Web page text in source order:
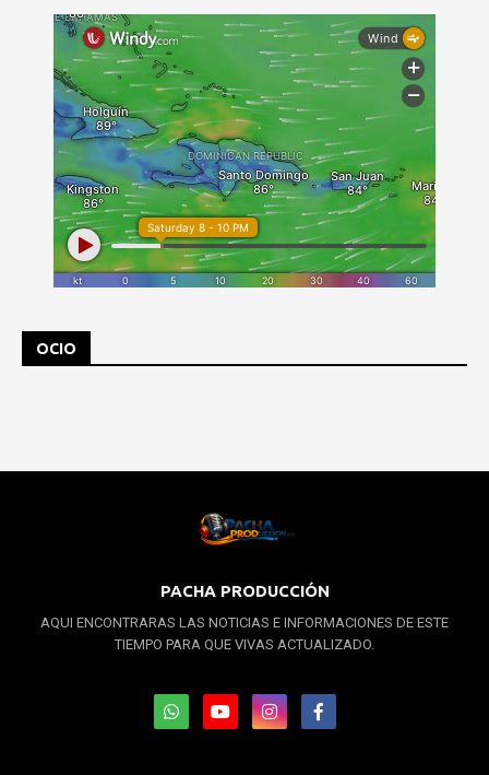
OCIO
PACHA PRODUCCIÓN
AQUI ENCONTRARAS LAS NOTICIAS E INFORMACIONES DE ESTE
TIEMPO PARA QUE VIVAS ACTUALIZADO.